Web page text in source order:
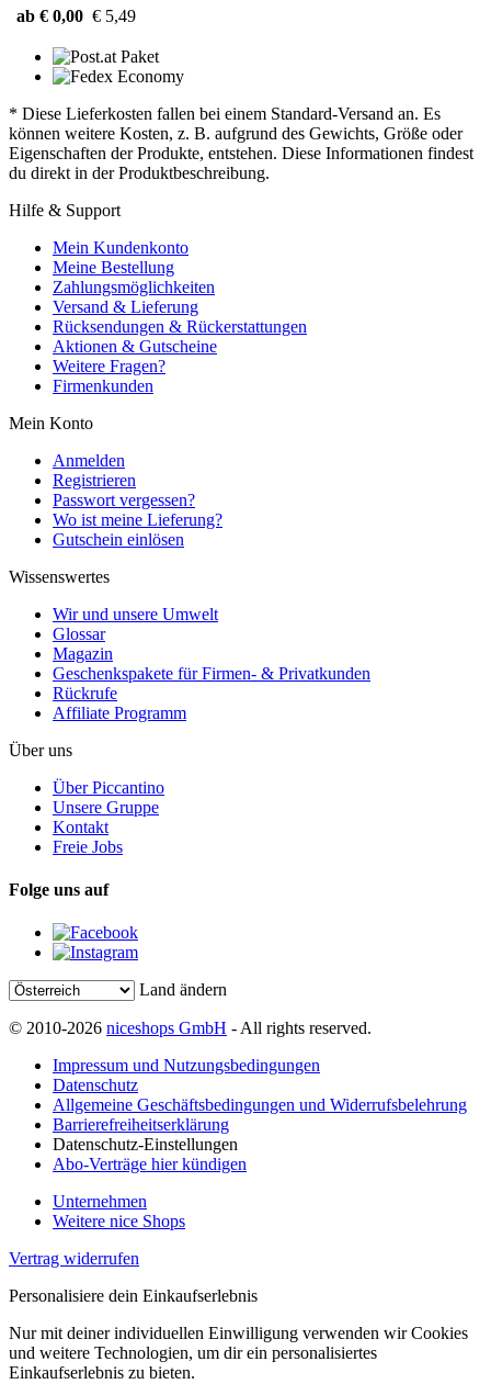
ab € 0,00 € 5,49
* Diese Lieferkosten fallen bei einem Standard-Versand an. Es
können weitere Kosten, z. B. aufgrund des Gewichts, Größe oder
Eigenschaften der Produkte, entstehen. Diese Informationen findest
du direkt in der Produktbeschreibung.
Hilfe & Support
Mein Kundenkonto
Meine Bestellung
Zahlungsmöglichkeiten
Versand & Lieferung
Rücksendungen & Rückerstattungen
Aktionen & Gutscheine
Weitere Fragen?
Firmenkunden
Mein Konto
Anmelden
Registrieren
Passwort vergessen?
Wo ist meine Lieferung?
Gutschein einlösen
Wissenswertes
Wir und unsere Umwelt
Glossar
Magazin
Geschenkspakete für Firmen- & Privatkunden
Rückrufe
Affiliate Programm
Über uns
Über Piccantino
Unsere Gruppe
Kontakt
Freie Jobs
Folge uns auf
Land ändern
© 2010-2026 niceshops GmbH - All rights reserved.
Impressum und Nutzungsbedingungen
Datenschutz
Allgemeine Geschäftsbedingungen und Widerrufsbelehrung
Barrierefreiheitserklärung
Datenschutz-Einstellungen
Abo-Verträge hier kündigen
Unternehmen
Weitere nice Shops
Vertrag widerrufen
Personalisiere dein Einkaufserlebnis
Nur mit deiner individuellen Einwilligung verwenden wir Cookies
und weitere Technologien, um dir ein personalisiertes
Einkaufserlebnis zu bieten.